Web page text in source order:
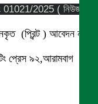
01021/2025 ( নিউজ
(প্রিন্ট ) আবেদন নং
প্রেস ৯২,আরামবাগ